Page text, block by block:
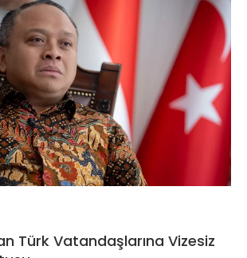
Türk Vatandaşlarına Vizesiz